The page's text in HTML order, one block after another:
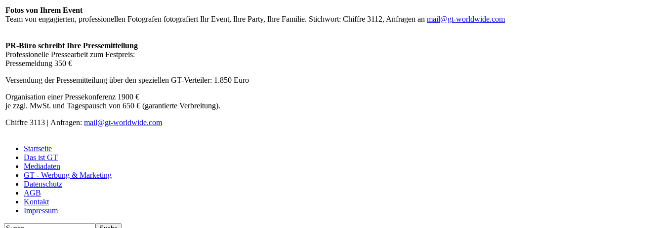
Fotos von Ihrem Event
Team von engagierten, professionellen Fotografen fotografiert Ihr Event, Ihre Party, Ihre Familie. Stichwort: Chiffre 3112, Anfragen an mail@gt-worldwide.com
PR-Büro schreibt Ihre Pressemitteilung
Professionelle Pressearbeit zum Festpreis:
Pressemeldung 350 €
Versendung der Pressemitteilung über den speziellen GT-Verteiler: 1.850 Euro
Organisation einer Pressekonferenz 1900 €
je zzgl. MwSt. und Tagespausch von 650 € (garantierte Verbreitung).
Chiffre 3113 | Anfragen: mail@gt-worldwide.com
Startseite
Das ist GT
Mediadaten
GT - Werbung & Marketing
Datenschutz
AGB
Kontakt
Impressum